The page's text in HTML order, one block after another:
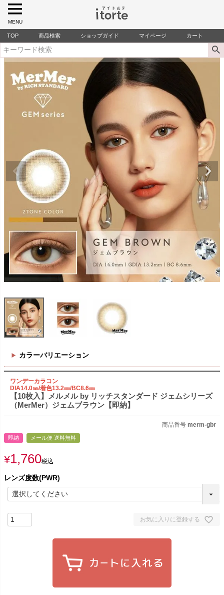
MENU
TOP 商品検索 ショップガイド マイページ カート
カラーバリエーション
ワンデーカラコン
DIA14.0㎜/着色13.2㎜/BC8.6㎜
【10枚入】メルメル by リッチスタンダード ジェムシリーズ
（MerMer）ジェムブラウン【即納】
商品番号 merm-gbr
即納 メール便 送料無料
¥1,760税込
レンズ度数(PWR)
お気に入りに登録する